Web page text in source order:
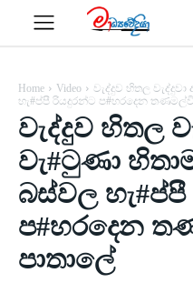
Home Video
වැද්දුව හිතල
හැ#ප්පී රියදුරන්ට ප#හරදෙන
වැද්දුව හිතල
වැ#ටුණා
බස්වල
ප#හරදෙන
පාතාලේ